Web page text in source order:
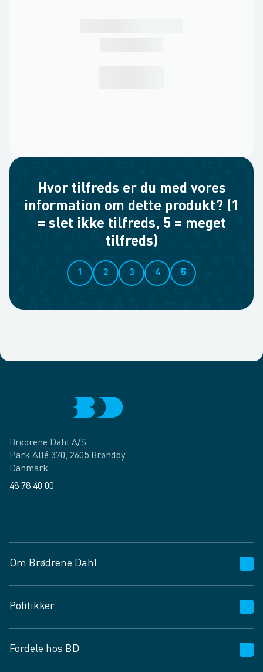
Hvor tilfreds er du med vores
information om dette produkt? (1
= slet ikke tilfreds, 5 = meget
tilfreds)
1 2 3 4 5
Brødrene Dahl A/S
Park Allé 370, 2605 Brøndby
Danmark
48 78 40 00
Om Brødrene Dahl
Vagttelefon 30 10 89 89
Spørgsmål og svar
Job og karriere
Politikker
Privatlivspolitik
Fordele hos BD